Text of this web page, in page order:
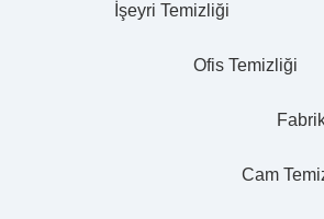
İşeyri
Ofis
Fabrika
Cam